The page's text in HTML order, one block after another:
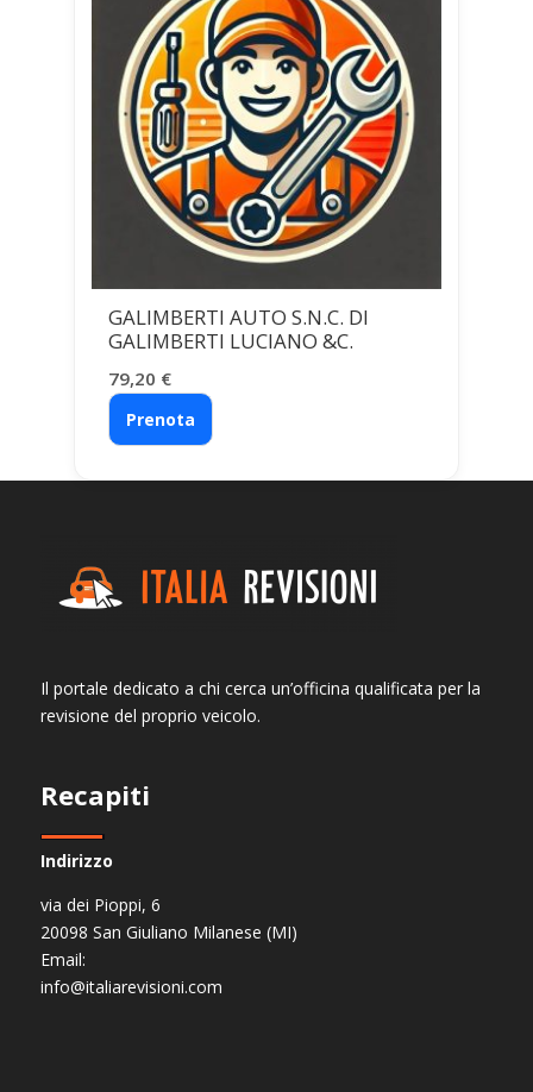
GALIMBERTI AUTO S.N.C. DI
GALIMBERTI LUCIANO &C.
79,20 €
Prenota
Il portale dedicato a chi cerca un’officina qualificata per la
revisione del proprio veicolo.
Recapiti
Indirizzo
via dei Pioppi, 6
20098 San Giuliano Milanese (MI)
Email:
info@italiarevisioni.com